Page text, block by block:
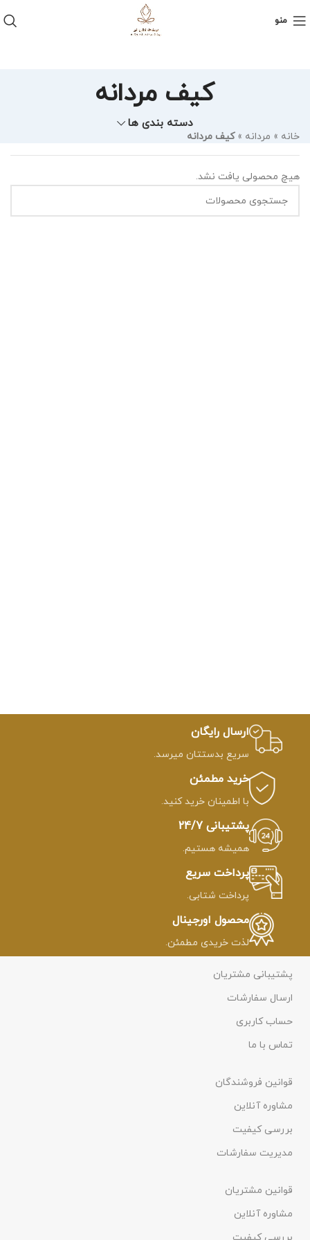
منو
کیف مردانه
دسته بندی ها
خانه » مردانه »کیف مردانه
هیچ محصولی یافت نشد.
ارسال رایگان
سریع بدستتان میرسد.
خرید مطمئن
با اطمینان خرید کنید.
پشتیبانی 24/7
همیشه هستیم.
پرداخت سریع
پرداخت شتابی.
محصول اورجینال
لذت خریدی مطمئن.
پشتیبانی مشتریان
ارسال سفارشات
حساب کاربری
تماس با ما
قوانین فروشندگان
مشاوره آنلاین
بررسی کیفیت
مدیریت سفارشات
قوانین مشتریان
مشاوره آنلاین
بررسی کیفیت